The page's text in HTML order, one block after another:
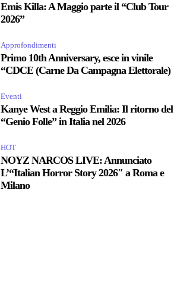
Emis Killa: A Maggio parte il “Club Tour
2026”
Approfondimenti
Primo 10th Anniversary, esce in vinile
“CDCE (Carne Da Campagna Elettorale)
Eventi
Kanye West a Reggio Emilia: Il ritorno del
“Genio Folle” in Italia nel 2026
HOT
NOYZ NARCOS LIVE: Annunciato
L’“Italian Horror Story 2026″ a Roma e
Milano